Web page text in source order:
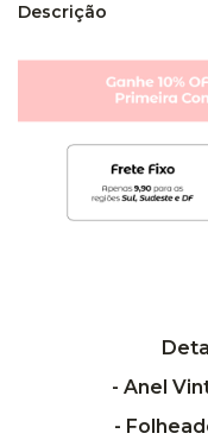
Descrição
- Anel
-